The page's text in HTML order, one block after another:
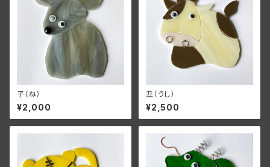
子（ね）
¥2,000
丑（うし）
¥2,500